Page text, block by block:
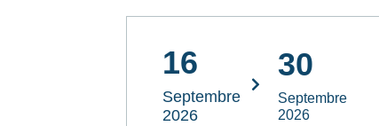
16
Septembre
2026
30
Septembre
2026